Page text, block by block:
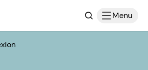
Recherche
Menu